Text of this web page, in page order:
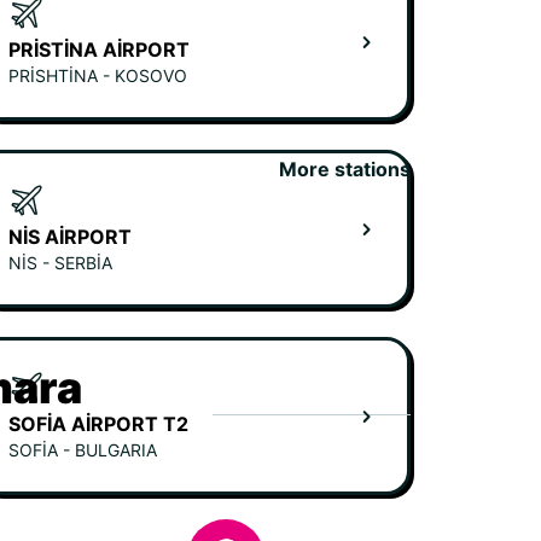
PRISTINA AIRPORT
PRISHTINA - KOSOVO
NIS AIRPORT
NIS - SERBIA
SOFIA AIRPORT T2
SOFIA - BULGARIA
More stations